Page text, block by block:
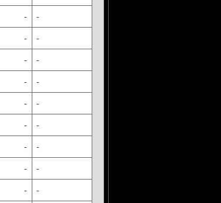
- -
- -
- -
- -
- -
- -
- -
- -
- -